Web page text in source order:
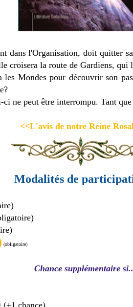
dans l'Organisation, doit quitter
croisera la route de Gardiens,
les Mondes pour découvrir son
ne peut être interrompu. Tant
<<L'avis de notre Reine
Modalités de
(obligatoire)
Chance supplémentaire
(+1 chance).